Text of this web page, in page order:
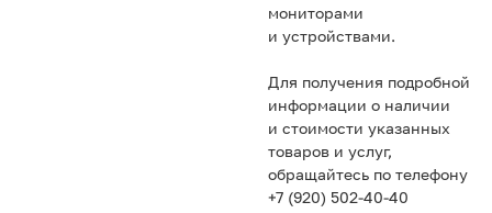
мониторами
и устройствами.
Для получения подробной
информации о наличии
и стоимости указанных
товаров и услуг,
обращайтесь по телефону
+7 (920) 502-40-40